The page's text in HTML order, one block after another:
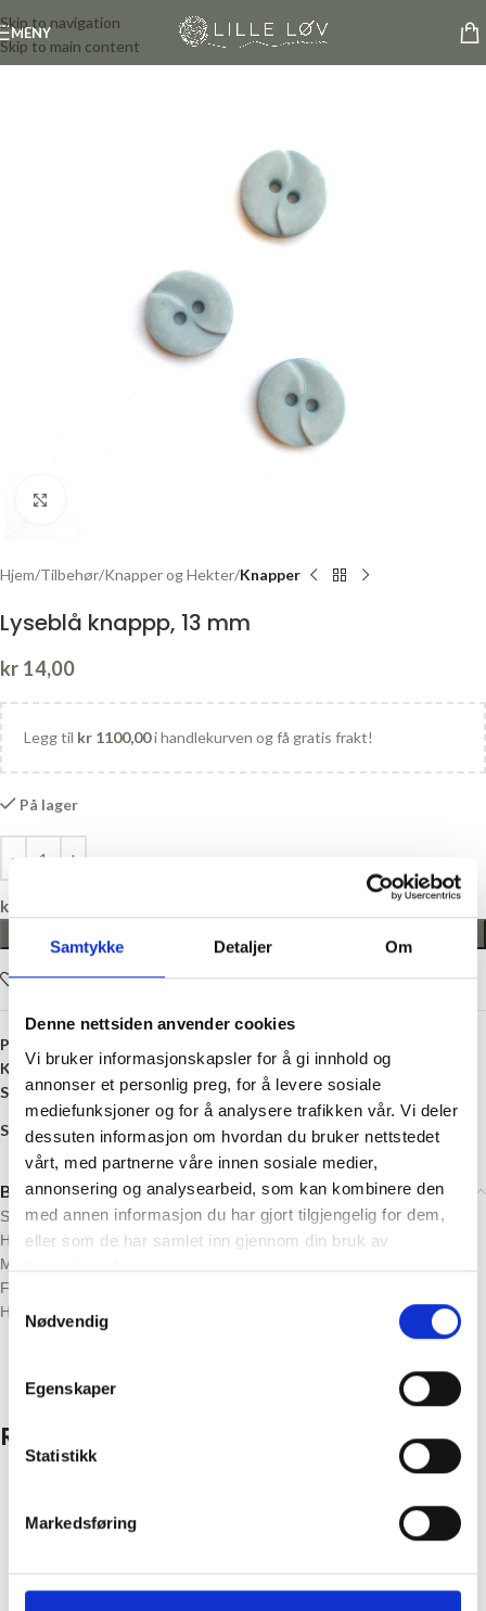
Samtykke Detaljer Om
Denne nettsiden anvender cookies
Vi bruker informasjonskapsler for å gi innhold og
annonser et personlig preg, for å levere sosiale
mediefunksjoner og for å analysere trafikken vår. Vi deler
dessuten informasjon om hvordan du bruker nettstedet
vårt, med partnerne våre innen sosiale medier,
annonsering og analysearbeid, som kan kombinere den
med annen informasjon du har gjort tilgjengelig for dem,
eller som de har samlet inn gjennom din bruk av
tjenestene deres.
Nødvendig
Egenskaper
Statistikk
Markedsføring
Skip to navigation
Skip to main content
MENY
Hjem Tilbehør Knapper og Hekter Knapper
Lyseblå knappp, 13 mm
kr 14,00
Legg til kr 1100,00i handlekurven og få gratis frakt!
På lager
kr
Legg i ønskelisten
Produktnummer:
Kategori: Knapper
Stikkord: 13 millimeter,2 Hull,Blå, Plast
Share:
Beskrivelse
Størrelse: 13 mm diameter
Hull: 2
Materiale: Plast
Farge:
Husk å velge antall knapper
Relaterte produkter